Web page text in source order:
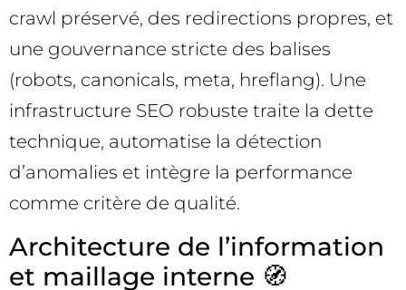
crawl préservé, des redirections propres, et
une gouvernance stricte des balises
(robots, canonicals, meta, hreflang). Une
infrastructure SEO robuste traite la dette
technique, automatise la détection
d’anomalies et intègre la performance
comme critère de qualité.
Architecture de l’information
et maillage interne 🧭